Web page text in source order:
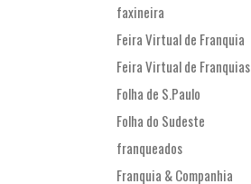
faxineira
Feira Virtual de Franquia
Feira Virtual de Franquias
Folha de S.Paulo
Folha do Sudeste
franqueados
Franquia & Companhia